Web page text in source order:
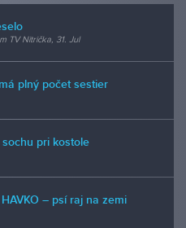
TV Nitrička, 31. Jul
plný počet sestier
pri kostole
– psí raj na zemi